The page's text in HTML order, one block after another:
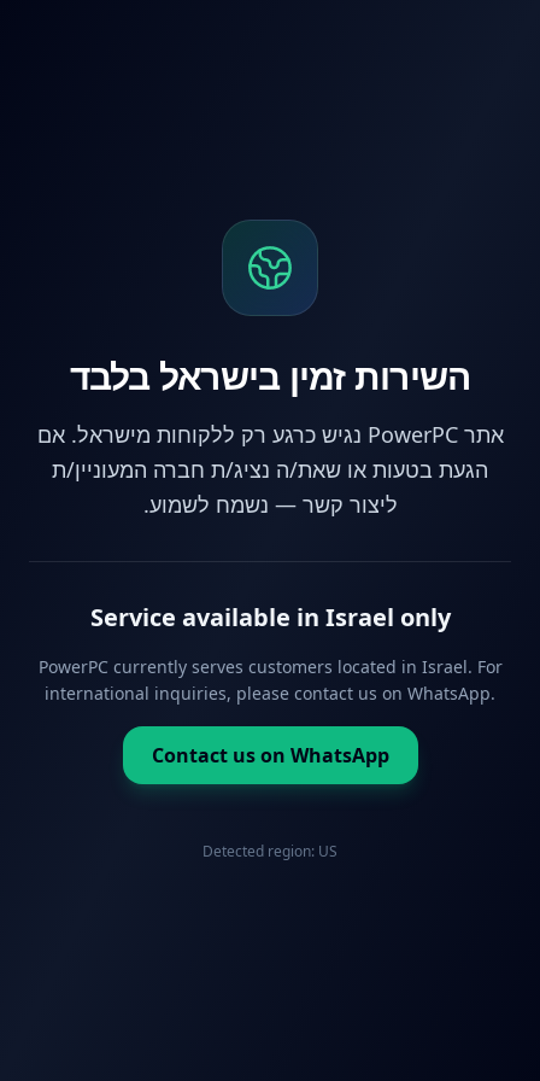
השירות זמין בישראל בלבד
אתר PowerPC נגיש כרגע רק ללקוחות מישראל. אם
הגעת בטעות או שאת/ה נציג/ת חברה המעוניין/ת
ליצור קשר — נשמח לשמוע.
Service available in Israel only
PowerPC currently serves customers located in Israel. For
international inquiries, please contact us on WhatsApp.
Contact us on WhatsApp
Detected region: US